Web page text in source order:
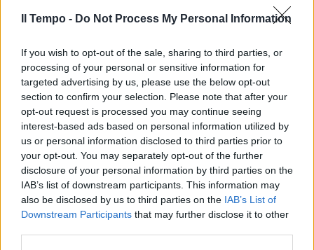
Il Tempo - Do Not Process My Personal Information
If you wish to opt-out of the sale, sharing to third parties, or
processing of your personal or sensitive information for
targeted advertising by us, please use the below opt-out
section to confirm your selection. Please note that after your
opt-out request is processed you may continue seeing
interest-based ads based on personal information utilized by
us or personal information disclosed to third parties prior to
your opt-out. You may separately opt-out of the further
disclosure of your personal information by third parties on the
IAB’s list of downstream participants. This information may
also be disclosed by us to third parties on the IAB’s List of
Downstream Participants that may further disclose it to other
critiche. Molti cittadini si sono lamentati della
led. «Tutte le apparecchiature montate
rispettano pienamente le norme tecniche
europee. Dunque siamo nei parametri di
legge. Ma abbiamo ascoltato le lamentele dei
cittadini che hanno registrato in alcuni casi
una percezione di minore luminosità dovuta
al fatto che i led generano una luce più
concentrata. Per venire incontro a questa
istanza abbiamo già messo al lavoro i nostri
tecnici». Risultato? «Stiamo individuando
soluzioni di potenziamento della luce in
alcune vie e aree particolari. Un'azione che si